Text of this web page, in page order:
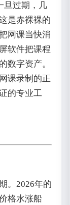
旦过期，几
是赤裸裸的
网课当快消
软件把课程
数字资产。
课录制的正
的专业工
。2026年的
格水涨船